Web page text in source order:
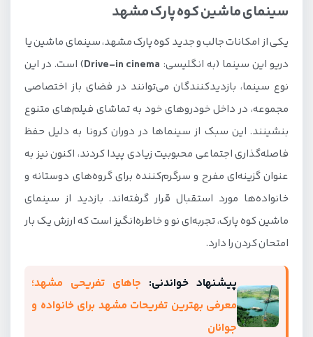
سینمای ماشین کوه پارک مشهد
یکی از امکانات جالب و جدید کوه پارک مشهد، سینمای ماشین یا
دریو این سینما (به انگلیسی: Drive-in cinema) است. در این
نوع سینما، بازدیدکنندگان می‌توانند در فضای باز اختصاصی
مجموعه، در داخل خودروهای خود به تماشای فیلم‌های متنوع
بنشینند. این سبک از سینماها در دوران کرونا به دلیل حفظ
فاصله‌گذاری اجتماعی محبوبیت زیادی پیدا کردند، اکنون نیز به
عنوان گزینه‌ای مفرح و سرگرم‌کننده برای گروه‌های دوستانه و
خانواده‌ها مورد استقبال قرار گرفته‌اند. بازدید از سینمای
ماشین کوه پارک، تجربه‌ای نو و خاطره‌انگیز است که ارزش یک بار
امتحان کردن را دارد.
پیشنهاد خواندنی: جاهای تفریحی مشهد؛
معرفی بهترین تفریحات مشهد برای خانواده و
جوانان